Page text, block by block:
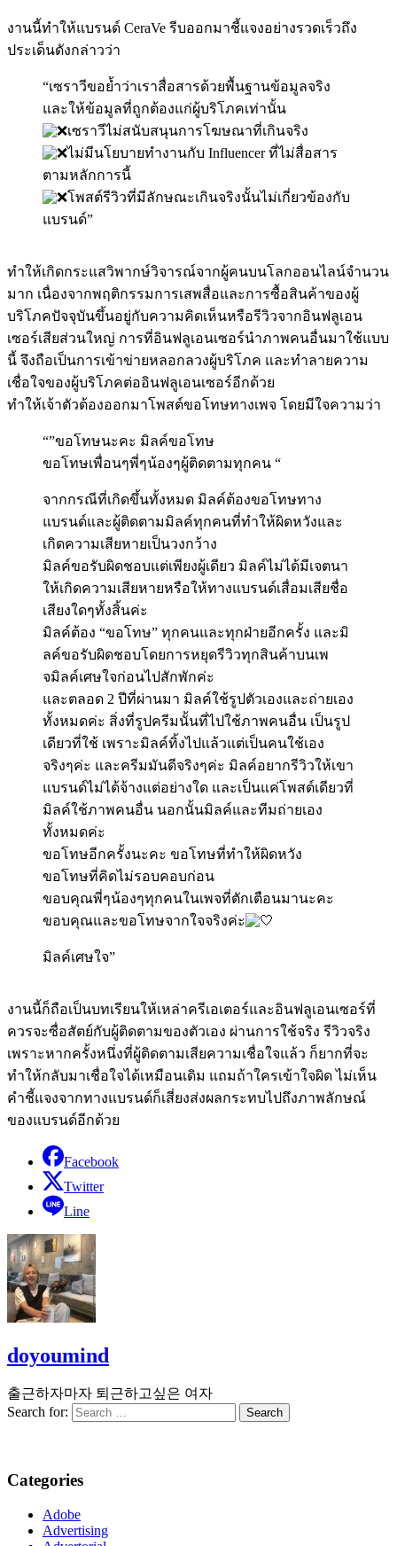
งานนี้ทำให้แบรนด์ CeraVe รีบออกมาชี้แจงอย่างรวดเร็วถึง
ประเด็นดังกล่าวว่า
“เซราวีขอย้ำว่าเราสื่อสารด้วยพื้นฐานข้อมูลจริง
และให้ข้อมูลที่ถูกต้องแก่ผู้บริโภคเท่านั้น
เซราวีไม่สนับสนุนการโฆษณาที่เกินจริง
ไม่มีนโยบายทำงานกับ Influencer ที่ไม่สื่อสาร
ตามหลักการนี้
โพสต์รีวิวที่มีลักษณะเกินจริงนั้นไม่เกี่ยวข้องกับ
แบรนด์”
ทำให้เกิดกระแสวิพากษ์วิจารณ์จากผู้คนบนโลกออนไลน์จำนวน
มาก เนื่องจากพฤติกรรมการเสพสื่อและการซื้อสินค้าของผู้
บริโภคปัจจุบันขึ้นอยู่กับความคิดเห็นหรือรีวิวจากอินฟลูเอน
เซอร์เสียส่วนใหญ่ การที่อินฟลูเอนเซอร์นำภาพคนอื่นมาใช้แบบ
นี้ จึงถือเป็นการเข้าข่ายหลอกลวงผู้บริโภค และทำลายความ
เชื่อใจของผู้บริโภคต่ออินฟลูเอนเซอร์อีกด้วย
ทำให้เจ้าตัวต้องออกมาโพสต์ขอโทษทางเพจ โดยมีใจความว่า
“”ขอโทษนะคะ มิลค์ขอโทษ
ขอโทษเพื่อนๆพี่ๆน้องๆผู้ติดตามทุกคน “
จากกรณีที่เกิดขึ้นทั้งหมด มิลค์ต้องขอโทษทาง
แบรนด์และผู้ติดตามมิลค์ทุกคนที่ทำให้ผิดหวังและ
เกิดความเสียหายเป็นวงกว้าง
มิลค์ขอรับผิดชอบแต่เพียงผู้เดียว มิลค์ไม่ได้มีเจตนา
ให้เกิดความเสียหายหรือให้ทางแบรนด์เสื่อมเสียชื่อ
เสียงใดๆทั้งสิ้นค่ะ
มิลค์ต้อง “ขอโทษ” ทุกคนและทุกฝ่ายอีกครั้ง และมิ
ลค์ขอรับผิดชอบโดยการหยุดรีวิวทุกสินค้าบนเพ
จมิลค์เศษใจก่อนไปสักพักค่ะ
และตลอด 2 ปีที่ผ่านมา มิลค์ใช้รูปตัวเองและถ่ายเอง
ทั้งหมดค่ะ สิ่งที่รูปครีมนั้นที่ไปใช้ภาพคนอื่น เป็นรูป
เดียวที่ใช้ เพราะมิลค์ทิ้งไปแล้วแต่เป็นคนใช้เอง
จริงๆค่ะ และครีมมันดีจริงๆค่ะ มิลค์อยากรีวิวให้เขา
แบรนด์ไม่ได้จ้างแต่อย่างใด และเป็นแค่โพสต์เดียวที่
มิลค์ใช้ภาพคนอื่น นอกนั้นมิลค์และทีมถ่ายเอง
ทั้งหมดค่ะ
ขอโทษอีกครั้งนะคะ ขอโทษที่ทำให้ผิดหวัง
ขอโทษที่คิดไม่รอบคอบก่อน
ขอบคุณพี่ๆน้องๆทุกคนในเพจที่ตักเตือนมานะคะ
ขอบคุณและขอโทษจากใจจริงค่ะ
มิลค์เศษใจ”
งานนี้ก็ถือเป็นบทเรียนให้เหล่าครีเอเตอร์และอินฟลูเอนเซอร์ที่
ควรจะซื่อสัตย์กับผู้ติดตามของตัวเอง ผ่านการใช้จริง รีวิวจริง
เพราะหากครั้งหนึ่งที่ผู้ติดตามเสียความเชื่อใจแล้ว ก็ยากที่จะ
ทำให้กลับมาเชื่อใจได้เหมือนเดิม แถมถ้าใครเข้าใจผิด ไม่เห็น
คำชี้แจงจากทางแบรนด์ก็เสี่ยงส่งผลกระทบไปถึงภาพลักษณ์
ของแบรนด์อีกด้วย
Facebook
Twitter
Line
doyoumind
출근하자마자 퇴근하고싶은 여자
Search for:
Categories
Adobe
Advertising